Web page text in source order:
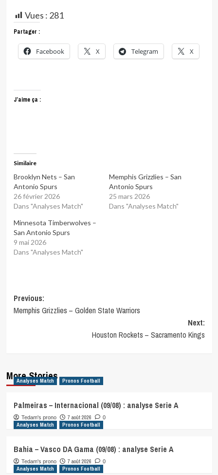
Vues : 281
Partager :
Facebook X Telegram X
J’aime ça :
Similaire
Brooklyn Nets – San
Antonio Spurs
26 février 2026
Dans "Analyses Match"
Memphis Grizzlies – San
Antonio Spurs
25 mars 2026
Dans "Analyses Match"
Minnesota Timberwolves –
San Antonio Spurs
9 mai 2026
Dans "Analyses Match"
Post
navigation
Previous:
Memphis Grizzlies – Golden State Warriors
Next:
Houston Rockets – Sacramento Kings
More Stories
Analyses Match Pronos Football
Palmeiras – Internacional (09/08) : analyse Serie A
Tedam's prono 7 août 2026 0
Analyses Match Pronos Football
Bahia – Vasco DA Gama (09/08) : analyse Serie A
Tedam's prono 7 août 2026 0
Analyses Match Pronos Football